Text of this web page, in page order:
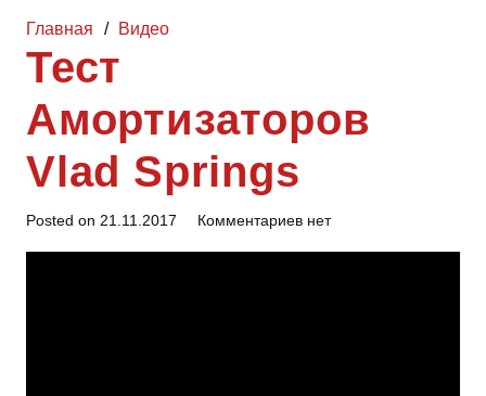
Главная / Видео
Тест
Амортизаторов
Vlad Springs
Posted on 21.11.2017 Комментариев нет